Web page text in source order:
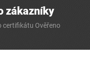
zákazníky
certifikátu Ověřeno